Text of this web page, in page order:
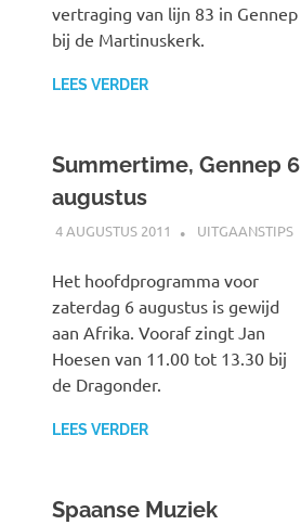
vertraging van lijn 83 in Gennep
bij de Martinuskerk.
LEES VERDER
Summertime, Gennep 6
augustus
4 AUGUSTUS 2011 SPOORZOEKER
UITGAANSTIPS
Het hoofdprogramma voor
zaterdag 6 augustus is gewijd
aan Afrika. Vooraf zingt Jan
Hoesen van 11.00 tot 13.30 bij
de Dragonder.
LEES VERDER
Spaanse Muziek